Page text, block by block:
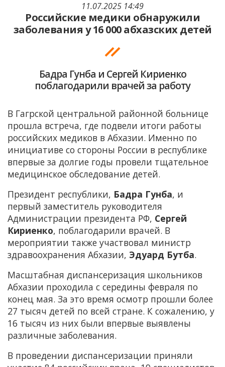
11.07.2025 14:49
Российские медики обнаружили
заболевания у 16 000 абхазских детей
Бадра Гунба и Сергей Кириенко
поблагодарили врачей за работу
В Гагрской центральной районной больнице
прошла встреча, где подвели итоги работы
российских медиков в Абхазии. Именно по
инициативе со стороны России в республике
впервые за долгие годы провели тщательное
медицинское обследование детей.
Президент республики, Бадра Гунба, и
первый заместитель руководителя
Администрации президента РФ, Сергей
Кириенко, поблагодарили врачей. В
мероприятии также участвовал министр
здравоохранения Абхазии, Эдуард Бутба.
Масштабная диспансеризация школьников
Абхазии проходила с середины февраля по
конец мая. За это время осмотр прошли более
27 тысяч детей по всей стране. К сожалению, у
16 тысяч из них были впервые выявлены
различные заболевания.
В проведении диспансеризации приняли